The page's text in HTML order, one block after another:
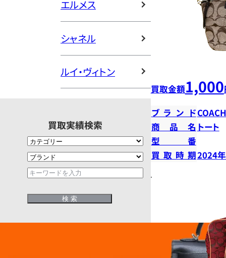
エルメス
シャネル
ルイ・ヴィトン
買取実績検索
買取金額1,000
ブランドCOACH
商品名 トート
型番
買取時期2024